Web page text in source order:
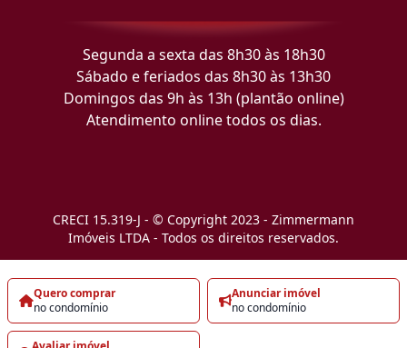
Quero comprar
no condomínio
Anunciar imóvel
no condomínio
Segunda a sexta das 8h30 às 18h30
Sábado e feriados das 8h30 às 13h30
Domingos das 9h às 13h (plantão online)
Atendimento online todos os dias.
CRECI 15.319-J - © Copyright 2023 - Zimmermann
Imóveis LTDA - Todos os direitos reservados.